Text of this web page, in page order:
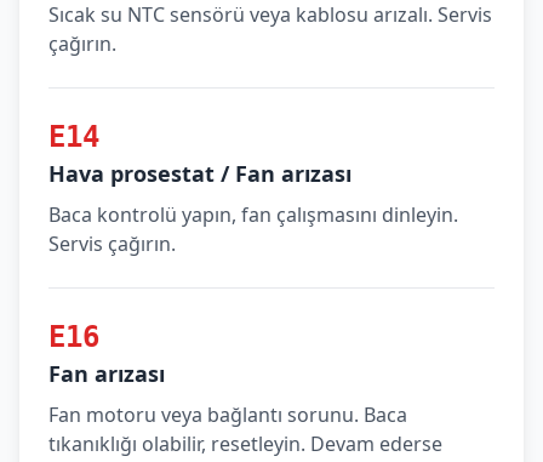
Sıcak su NTC sensörü veya kablosu arızalı. Servis
çağırın.
E14
Hava prosestat / Fan arızası
Baca kontrolü yapın, fan çalışmasını dinleyin.
Servis çağırın.
E16
Fan arızası
Fan motoru veya bağlantı sorunu. Baca
tıkanıklığı olabilir, resetleyin. Devam ederse